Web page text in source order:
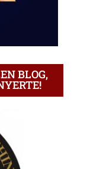
BLOG,